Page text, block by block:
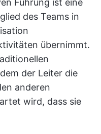
Führung ist eine
des Teams in
übernimmt.
der Leiter die
anderen
wird, dass sie